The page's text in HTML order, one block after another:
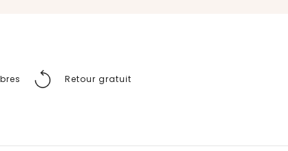
Retour gratuit